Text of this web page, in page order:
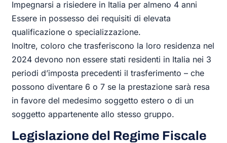
Impegnarsi a risiedere in Italia per almeno 4 anni
Essere in possesso dei requisiti di elevata
qualificazione o specializzazione.
Inoltre, coloro che trasferiscono la loro residenza nel
2024 devono non essere stati residenti in Italia nei 3
periodi d’imposta precedenti il trasferimento – che
possono diventare 6 o 7 se la prestazione sarà resa
in favore del medesimo soggetto estero o di un
soggetto appartenente allo stesso gruppo.
Legislazione del Regime Fiscale